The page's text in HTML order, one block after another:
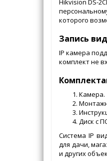
Hikvision DS-
которого
Запись
IP камера
комплект не
Камера.
Диск с
Система IP
для дачи,
и других